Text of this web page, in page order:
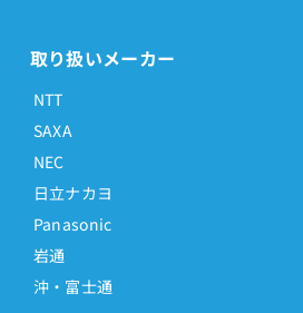
取り扱いメーカー
NTT
SAXA
NEC
日立ナカヨ
Panasonic
岩通
沖・富士通